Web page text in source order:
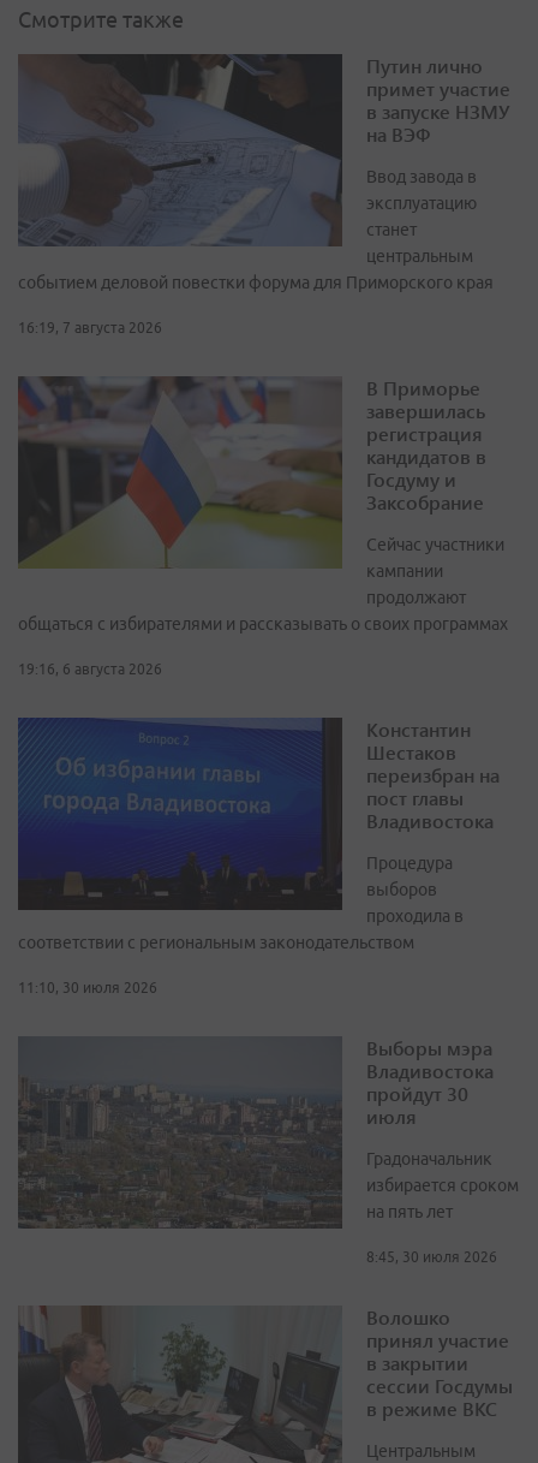
Смотрите также
Путин лично
примет участие
в запуске НЗМУ
на ВЭФ
Ввод завода в
эксплуатацию
станет
центральным
событием деловой повестки форума для Приморского края
16:19, 7 августа 2026
В Приморье
завершилась
регистрация
кандидатов в
Госдуму и
Заксобрание
Сейчас участники
кампании
продолжают
общаться с избирателями и рассказывать о своих программах
19:16, 6 августа 2026
Константин
Шестаков
переизбран на
пост главы
Владивостока
Процедура
выборов
проходила в
соответствии с региональным законодательством
11:10, 30 июля 2026
Выборы мэра
Владивостока
пройдут 30
июля
Градоначальник
избирается сроком
на пять лет
8:45, 30 июля 2026
Волошко
принял участие
в закрытии
сессии Госдумы
в режиме ВКС
Центральным